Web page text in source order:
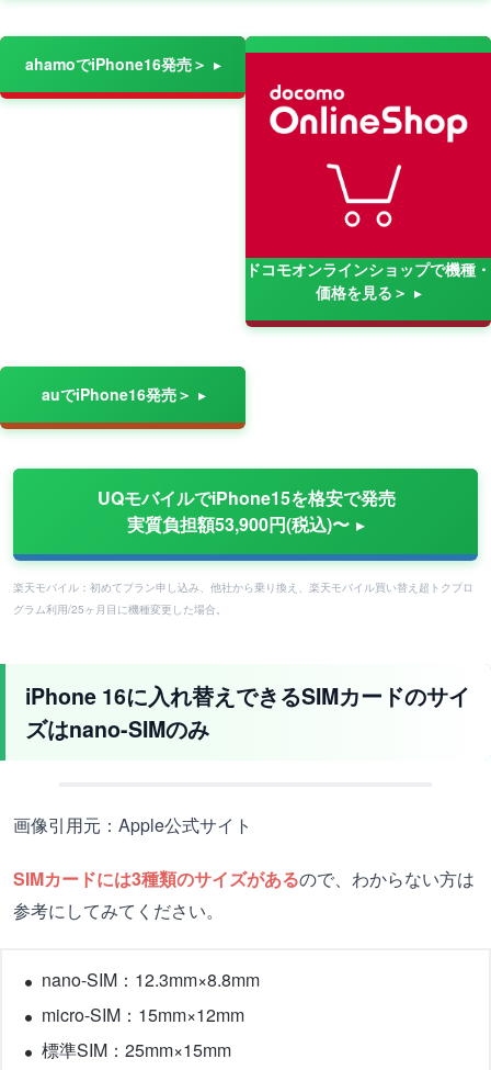
ahamoでiPhone16発売＞
ドコモオンラインショップで機種・
価格を見る＞
auでiPhone16発売＞
UQモバイルでiPhone15を格安で発売
実質負担額53,900円(税込)〜
楽天モバイル：初めてプラン申し込み、他社から乗り換え、楽天モバイル買い替え超トクプロ
グラム利用/25ヶ月目に機種変更した場合。
iPhone 16に入れ替えできるSIMカードのサイ
ズはnano-SIMのみ
画像引用元：Apple公式サイト
SIMカードには3種類のサイズがあるので、わからない方は
参考にしてみてください。
nano-SIM：12.3mm×8.8mm
micro-SIM：15mm×12mm
標準SIM：25mm×15mm